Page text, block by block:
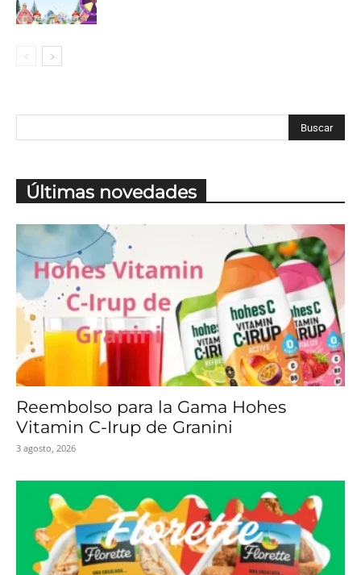
Últimas novedades
Reembolso para la Gama Hohes
Vitamin C-Irup de Granini
3 agosto, 2026